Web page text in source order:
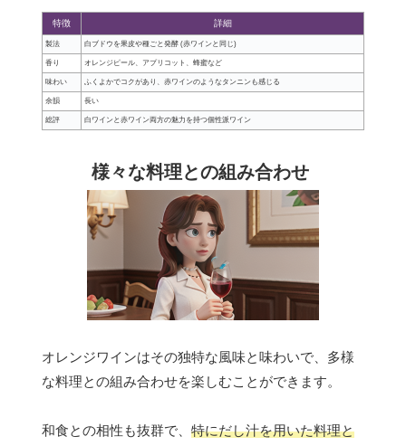
特徴 詳細
製法 白ブドウを果皮や種ごと発酵 (赤ワインと同じ)
香り オレンジピール、アプリコット、蜂蜜など
味わい ふくよかでコクがあり、赤ワインのようなタンニンも感じる
余韻 長い
総評 白ワインと赤ワイン両方の魅力を持つ個性派ワイン
様々な料理との組み合わせ
オレンジワインはその独特な風味と味わいで、多様
な料理との組み合わせを楽しむことができます。
和食との相性も抜群で、 特にだし汁を用いた料理と